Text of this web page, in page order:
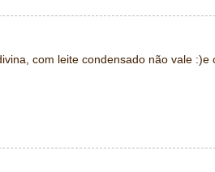
com leite condensado não vale